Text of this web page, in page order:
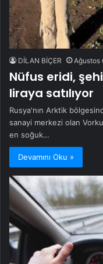
DİLAN BİÇER Ağustos
Nüfus eridi,
liraya satılıyor
Rusya'nın Arktik
sanayi merkezi olan
en soğuk…
Devamını Oku »